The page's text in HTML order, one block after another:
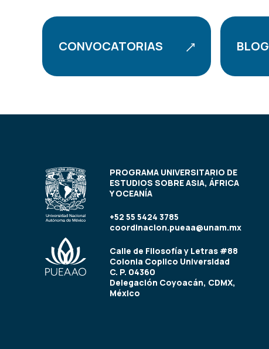
CONVOCATORIAS BLOG
PROGRAMA UNIVERSITARIO DE
ESTUDIOS SOBRE ASIA, ÁFRICA
Y OCEANÍA
+52 55 5424 3785
coordinacion.pueaa@unam.mx
Calle de Filosofía y Letras #88
Colonia Copilco Universidad
C. P. 04360
Delegación Coyoacán, CDMX,
México